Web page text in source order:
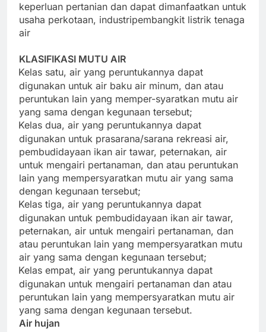
keperluan pertanian dan dapat dimanfaatkan untuk
usaha perkotaan, industripembangkit listrik tenaga
air
KLASIFIKASI MUTU AIR
Kelas satu, air yang peruntukannya dapat
digunakan untuk air baku air minum, dan atau
peruntukan lain yang memper-syaratkan mutu air
yang sama dengan kegunaan tersebut;
Kelas dua, air yang peruntukannya dapat
digunakan untuk prasarana/sarana rekreasi air,
pembudidayaan ikan air tawar, peternakan, air
untuk mengairi pertanaman, dan atau peruntukan
lain yang mempersyaratkan mutu air yang sama
dengan kegunaan tersebut;
Kelas tiga, air yang peruntukannya dapat
digunakan untuk pembudidayaan ikan air tawar,
peternakan, air untuk mengairi pertanaman, dan
atau peruntukan lain yang mempersyaratkan mutu
air yang sama dengan kegunaan tersebut;
Kelas empat, air yang peruntukannya dapat
digunakan untuk mengairi pertanaman dan atau
peruntukan lain yang mempersyaratkan mutu air
yang sama dengan kegunaan tersebut.
Air hujan